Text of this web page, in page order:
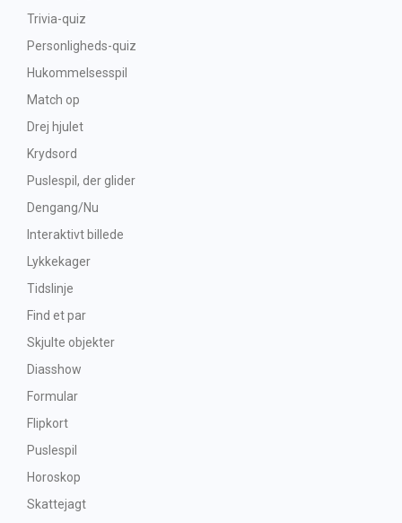
Trivia-quiz
Personligheds-quiz
Hukommelsesspil
Match op
Drej hjulet
Krydsord
Puslespil, der glider
Dengang/Nu
Interaktivt billede
Lykkekager
Tidslinje
Find et par
Skjulte objekter
Diasshow
Formular
Flipkort
Puslespil
Horoskop
Skattejagt